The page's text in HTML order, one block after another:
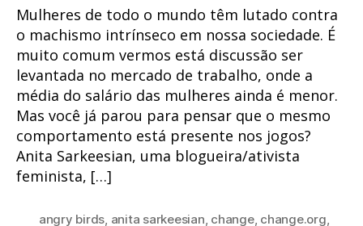
Mulheres de todo o mundo têm lutado contra
o machismo intrínseco em nossa sociedade. É
muito comum vermos está discussão ser
levantada no mercado de trabalho, onde a
média do salário das mulheres ainda é menor.
Mas você já parou para pensar que o mesmo
comportamento está presente nos jogos?
Anita Sarkeesian, uma blogueira/ativista
feminista, […]
angry birds, anita sarkeesian, change, change.org,